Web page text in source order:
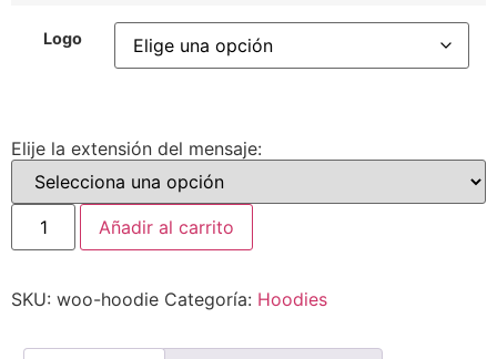
Logo
Elije la extensión del mensaje:
Añadir al carrito
SKU: woo-hoodie Categoría: Hoodies